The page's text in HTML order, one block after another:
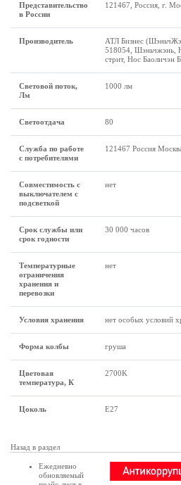
Представительство
в России
121467, Россия, г.
Производитель
АТЛ Бизнес
518054, Шэньчжэнь,
стрит, Нос Баоличэн
Световой поток,
Лм
1000 лм
Светоотдача 80
Служба по работе
с потребителями
121467 Россия
Совместимость с
выключателем с
подсветкой
нет
Срок службы или
срок годности
30 000 часов
Температурные
ограничения
хранения и
перевозки
нет
Условия хранения нет особых условий
Форма колбы груша
Цветовая
температура, К
2700K
Цоколь Е27
Назад в раздел
Ежедневно
обновляемый